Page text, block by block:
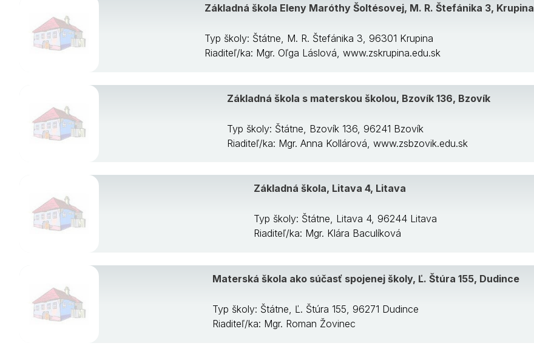
Základná škola Eleny Maróthy Šoltésovej, M. R. Štefánika 3, Krupina
Typ školy: Štátne, M. R. Štefánika 3, 96301 Krupina
Riaditeľ/ka: Mgr. Oľga Láslová, www.zskrupina.edu.sk
Základná škola s materskou školou, Bzovík 136, Bzovík
Typ školy: Štátne, Bzovík 136, 96241 Bzovík
Riaditeľ/ka: Mgr. Anna Kollárová, www.zsbzovik.edu.sk
Základná škola, Litava 4, Litava
Typ školy: Štátne, Litava 4, 96244 Litava
Riaditeľ/ka: Mgr. Klára Baculíková
Materská škola ako súčasť spojenej školy, Ľ. Štúra 155, Dudince
Typ školy: Štátne, Ľ. Štúra 155, 96271 Dudince
Riaditeľ/ka: Mgr. Roman Žovinec